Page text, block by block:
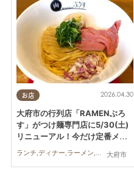
お店
大府市
2026.04.30
大府市の行列店「RAMENぶろ
す」がつけ麺専門店に5/30(土)
リニューアル！今だけ定番メニ
ランチ,ディナー,ラーメン,リニューアル,行ってみたレポ,家族,おひとりさま,KURUTOHP